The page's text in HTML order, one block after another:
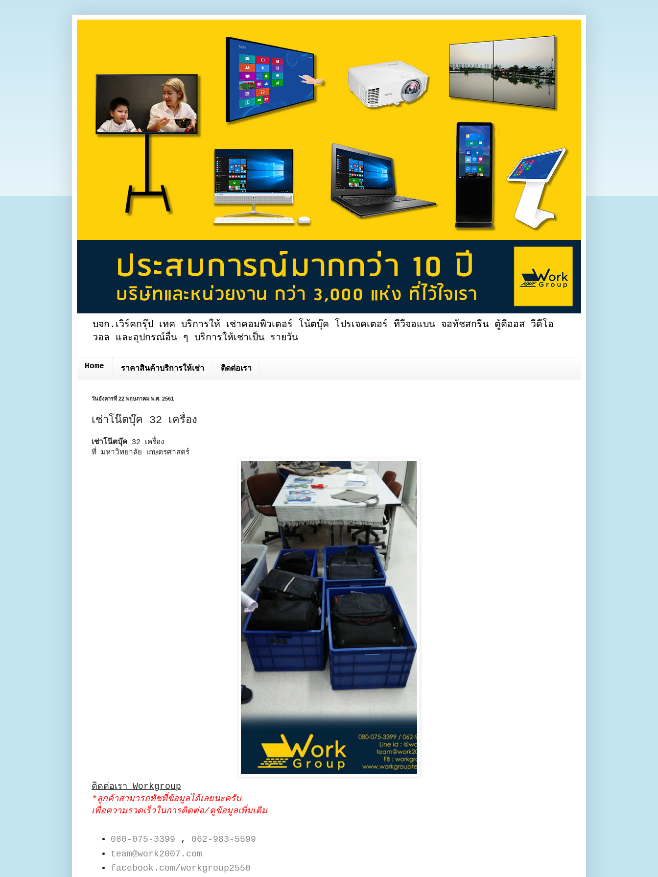
บจก.เวิร์คกรุ๊ป เทค บริการให้ เช่าคอมพิวเตอร์ โน้ตบุ๊ค โปรเจคเตอร์ ทีวีจอแบน จอทัชสกรีน ตู้คีออส วีดีโอ
วอล และอุปกรณ์อื่น ๆ บริการให้เช่าเป็น รายวัน
Home ราคาสินค้าบริการให้เช่า ติดต่อเรา
วันอังคารที่ 22 พฤษภาคม พ.ศ. 2561
เช่าโน๊ตบุ๊ค 32 เครื่อง
เช่าโน๊ตบุ๊ค 32 เครื่อง
ที่ มหาวิทยาลัย เกษตรศาสตร์
ติดต่อเรา Workgroup
*ลูกค้าสามารถทัชที่ข้อมูลได้เลยนะครับ
เพื่อความรวดเร็วในการติดต่อ/ดูข้อมูลเพิ่มเติม
080-075-3399 , 062-983-5599
team@work2007.com
facebook.com/workgroup2550